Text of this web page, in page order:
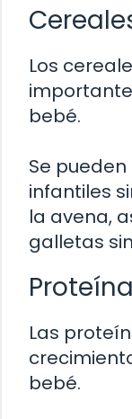
Los
bebé.
Se
infantiles
la avena,
galletas
Las
bebé.